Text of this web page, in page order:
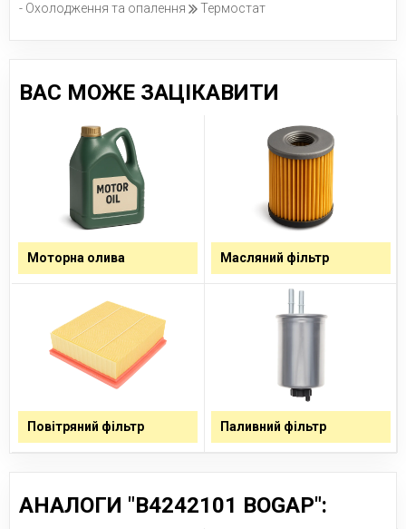
- Охолодження та опалення
Термостат
ВАС МОЖЕ ЗАЦІКАВИТИ
Моторна олива Масляний фільтр
Повітряний фільтр Паливний фільтр
АНАЛОГИ "B4242101 BOGAP":